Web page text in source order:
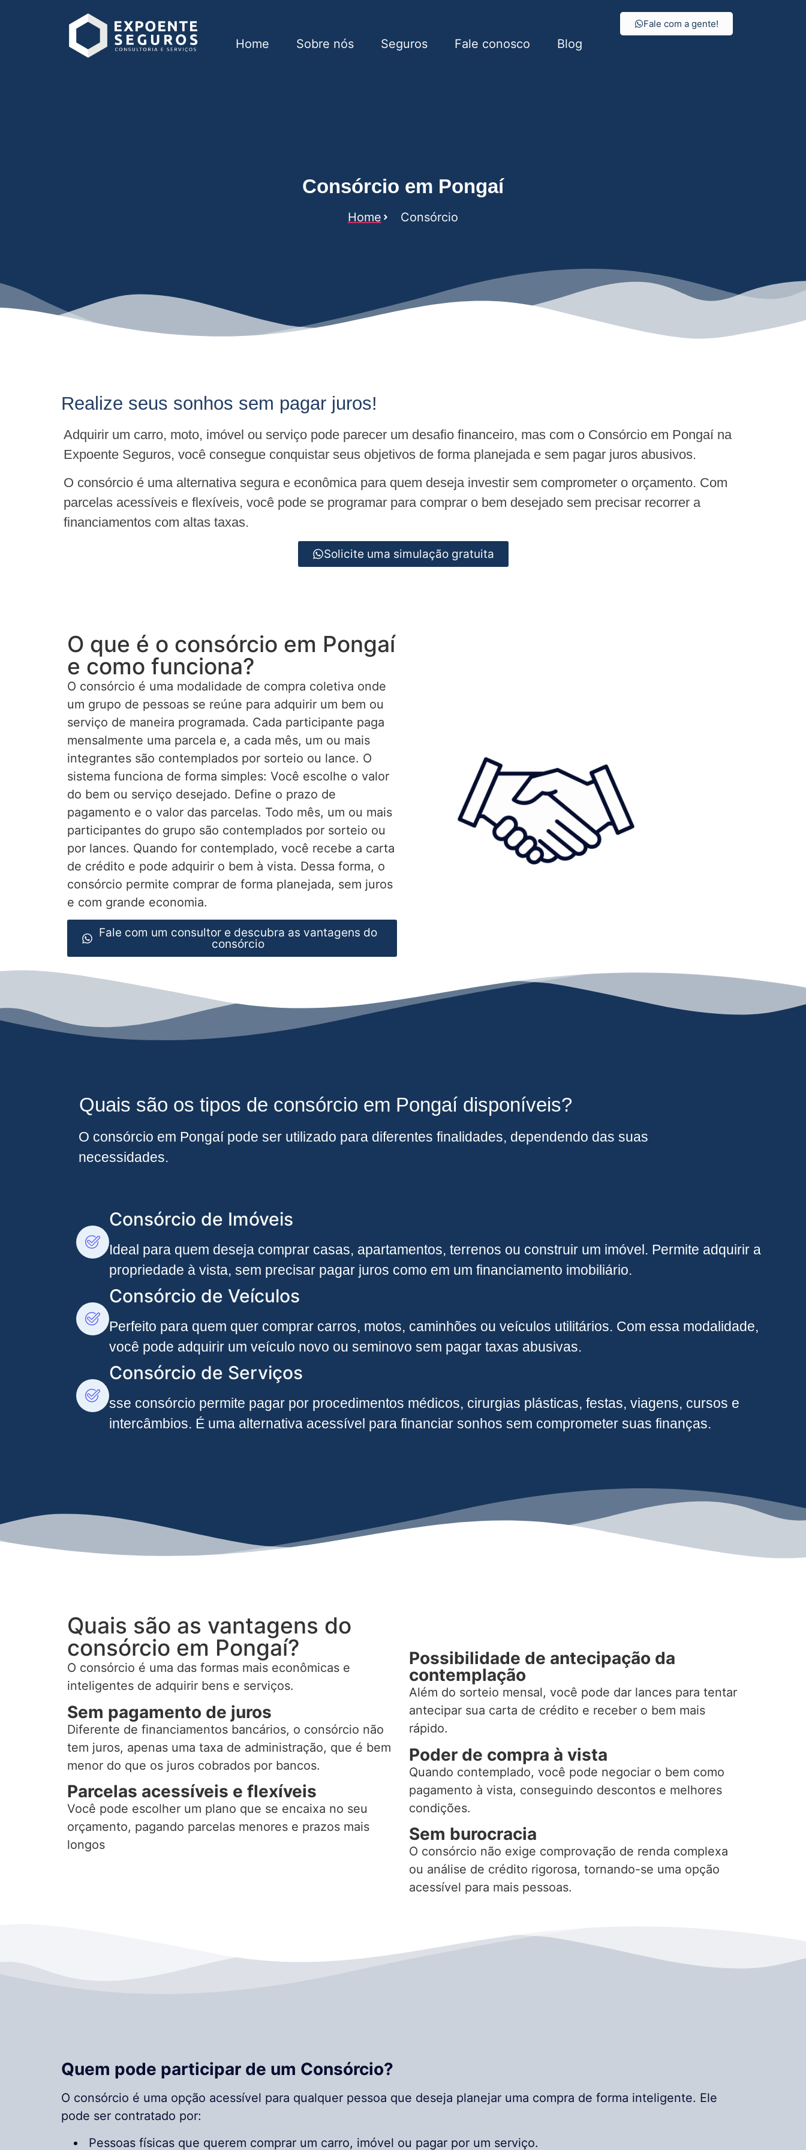
Home Sobre nós Seguros Fale conosco Blog
Fale com a gente!
Consórcio em Pongaí
Home Consórcio
Realize seus sonhos sem pagar juros!
Adquirir um carro, moto, imóvel ou serviço pode parecer um desafio financeiro, mas com o Consórcio em Pongaí na
Expoente Seguros, você consegue conquistar seus objetivos de forma planejada e sem pagar juros abusivos.
O consórcio é uma alternativa segura e econômica para quem deseja investir sem comprometer o orçamento. Com
parcelas acessíveis e flexíveis, você pode se programar para comprar o bem desejado sem precisar recorrer a
financiamentos com altas taxas.
Solicite uma simulação gratuita
O que é o consórcio em Pongaí
e como funciona?
O consórcio é uma modalidade de compra coletiva onde
um grupo de pessoas se reúne para adquirir um bem ou
serviço de maneira programada. Cada participante paga
mensalmente uma parcela e, a cada mês, um ou mais
integrantes são contemplados por sorteio ou lance. O
sistema funciona de forma simples: Você escolhe o valor
do bem ou serviço desejado. Define o prazo de
pagamento e o valor das parcelas. Todo mês, um ou mais
participantes do grupo são contemplados por sorteio ou
por lances. Quando for contemplado, você recebe a carta
de crédito e pode adquirir o bem à vista. Dessa forma, o
consórcio permite comprar de forma planejada, sem juros
e com grande economia.
Fale com um consultor e descubra as vantagens do
consórcio
Quais são os tipos de consórcio em Pongaí disponíveis?
O consórcio em Pongaí pode ser utilizado para diferentes finalidades, dependendo das suas
necessidades.
Consórcio de Imóveis
Ideal para quem deseja comprar casas, apartamentos, terrenos ou construir um imóvel. Permite adquirir a
propriedade à vista, sem precisar pagar juros como em um financiamento imobiliário.
Consórcio de Veículos
Perfeito para quem quer comprar carros, motos, caminhões ou veículos utilitários. Com essa modalidade,
você pode adquirir um veículo novo ou seminovo sem pagar taxas abusivas.
Consórcio de Serviços
sse consórcio permite pagar por procedimentos médicos, cirurgias plásticas, festas, viagens, cursos e
intercâmbios. É uma alternativa acessível para financiar sonhos sem comprometer suas finanças.
Quais são as vantagens do
consórcio em Pongaí?
O consórcio é uma das formas mais econômicas e
inteligentes de adquirir bens e serviços.
Sem pagamento de juros
Diferente de financiamentos bancários, o consórcio não
tem juros, apenas uma taxa de administração, que é bem
menor do que os juros cobrados por bancos.
Parcelas acessíveis e flexíveis
Você pode escolher um plano que se encaixa no seu
orçamento, pagando parcelas menores e prazos mais
longos
Possibilidade de antecipação da
contemplação
Além do sorteio mensal, você pode dar lances para tentar
antecipar sua carta de crédito e receber o bem mais
rápido.
Poder de compra à vista
Quando contemplado, você pode negociar o bem como
pagamento à vista, conseguindo descontos e melhores
condições.
Sem burocracia
O consórcio não exige comprovação de renda complexa
ou análise de crédito rigorosa, tornando-se uma opção
acessível para mais pessoas.
Quem pode participar de um Consórcio?
O consórcio é uma opção acessível para qualquer pessoa que deseja planejar uma compra de forma inteligente. Ele
pode ser contratado por:
Pessoas físicas que querem comprar um carro, imóvel ou pagar por um serviço.